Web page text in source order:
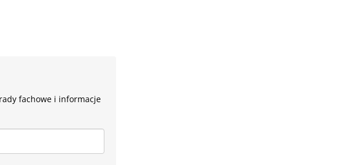
fachowe i informacje